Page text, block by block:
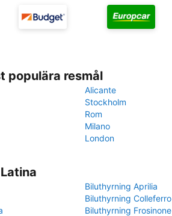
populära resmål
Alicante
Stockholm
Rom
Milano
London
Biluthyrning Aprilia
Biluthyrning Colleferro
Biluthyrning Frosinone